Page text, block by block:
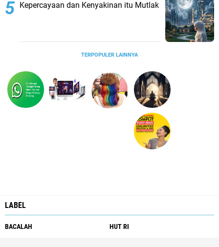
Kepercayaan dan Kenyakinan itu Mutlak
TERPOPULER LAINNYA
LABEL
BACALAH HUT RI